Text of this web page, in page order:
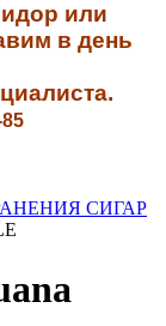
или
в день
.
СИГАР